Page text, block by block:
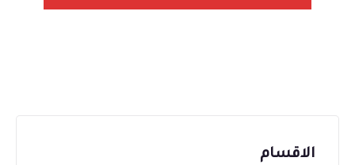
الاقسام